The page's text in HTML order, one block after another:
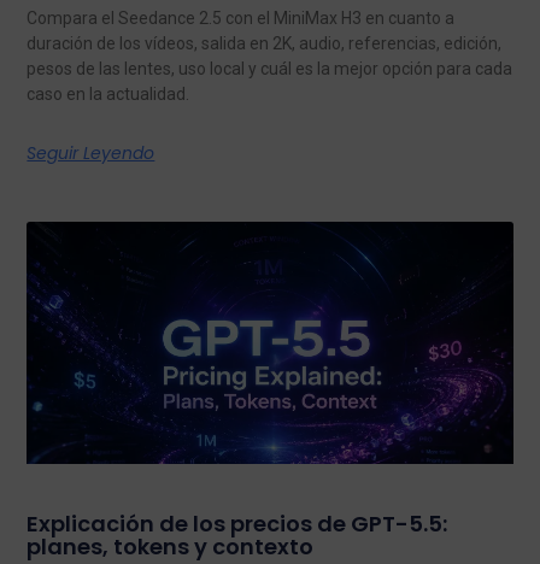
Compara el Seedance 2.5 con el MiniMax H3 en cuanto a
duración de los vídeos, salida en 2K, audio, referencias, edición,
pesos de las lentes, uso local y cuál es la mejor opción para cada
caso en la actualidad.
Seguir Leyendo
Explicación de los precios de GPT-5.5:
planes, tokens y contexto